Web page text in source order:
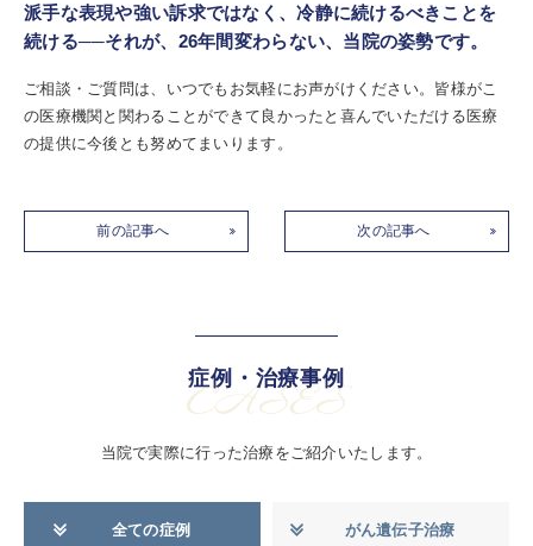
派手な表現や強い訴求ではなく、冷静に続けるべきことを
続ける──それが、26年間変わらない、当院の姿勢です。
ご相談・ご質問は、いつでもお気軽にお声がけください。皆様がこ
の医療機関と関わることができて良かったと喜んでいただける医療
の提供に今後とも努めてまいります。
前の記事へ 次の記事へ
症例・治療事例
CASES
当院で実際に行った治療をご紹介いたします。
全ての症例 がん遺伝子治療